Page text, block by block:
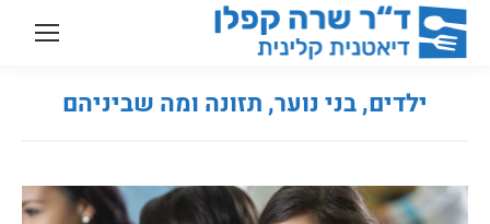
ילדים, בני נוער, תזונה ומה שביניהם